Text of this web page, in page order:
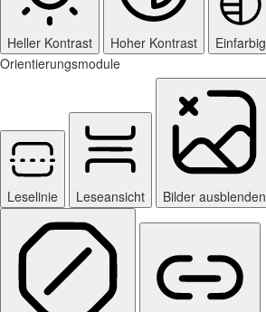
Heller Kontrast Hoher Kontrast
Einfarbig
Orientierungsmodule
Leselinie Leseansicht Bilder ausblenden